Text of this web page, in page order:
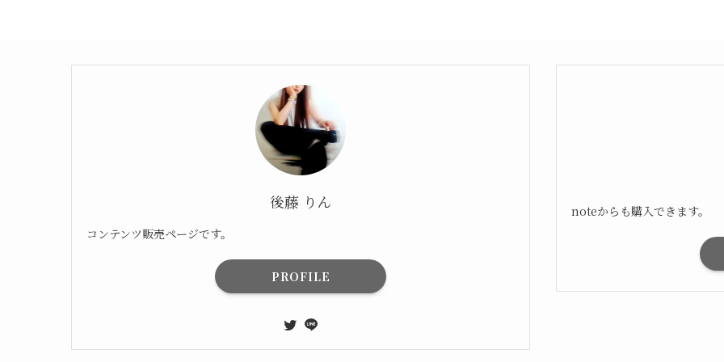
後藤 りん
コンテンツ販売ページです。
PROFILE
noteからも購入できます。